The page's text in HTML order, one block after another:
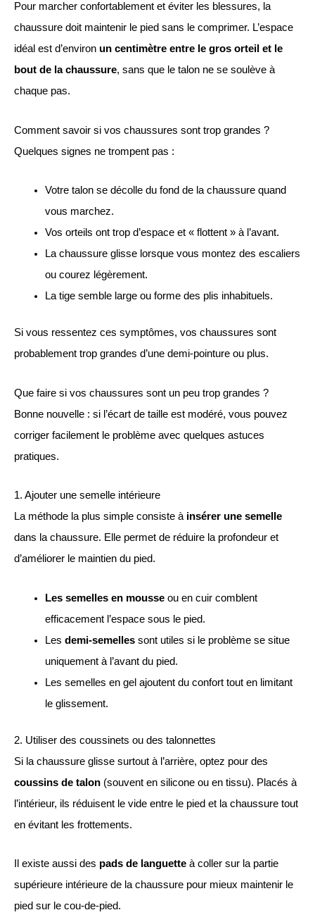
Pour marcher confortablement et éviter les blessures, la
chaussure doit maintenir le pied sans le comprimer. L’espace
idéal est d’environ un centimètre entre le gros orteil et le
bout de la chaussure, sans que le talon ne se soulève à
chaque pas.
Comment savoir si vos chaussures sont trop grandes ?
Quelques signes ne trompent pas :
Votre talon se décolle du fond de la chaussure quand
vous marchez.
Vos orteils ont trop d’espace et « flottent » à l’avant.
La chaussure glisse lorsque vous montez des escaliers
ou courez légèrement.
La tige semble large ou forme des plis inhabituels.
Si vous ressentez ces symptômes, vos chaussures sont
probablement trop grandes d’une demi-pointure ou plus.
Que faire si vos chaussures sont un peu trop grandes ?
Bonne nouvelle : si l’écart de taille est modéré, vous pouvez
corriger facilement le problème avec quelques astuces
pratiques.
1. Ajouter une semelle intérieure
La méthode la plus simple consiste à insérer une semelle
dans la chaussure. Elle permet de réduire la profondeur et
d’améliorer le maintien du pied.
Les semelles en mousseou en cuir comblent
efficacement l’espace sous le pied.
Les demi-semellessont utiles si le problème se situe
uniquement à l’avant du pied.
Les semelles en gel ajoutent du confort tout en limitant
le glissement.
2. Utiliser des coussinets ou des talonnettes
Si la chaussure glisse surtout à l’arrière, optez pour des
coussins de talon (souvent en silicone ou en tissu). Placés à
l’intérieur, ils réduisent le vide entre le pied et la chaussure tout
en évitant les frottements.
Il existe aussi des pads de languette à coller sur la partie
supérieure intérieure de la chaussure pour mieux maintenir le
pied sur le cou-de-pied.